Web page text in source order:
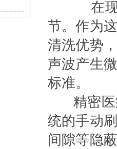
在现
节。作为
清洗优势
声波产生
标准。
精密医
统的手动
间隙等隐